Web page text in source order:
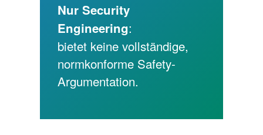
Nur Security
Engineering:
bietet keine vollständige,
normkonforme Safety-
Argumentation.